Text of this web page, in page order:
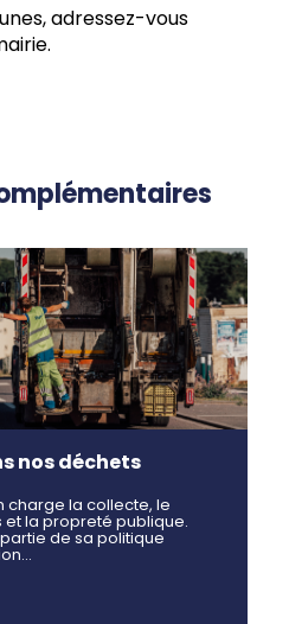
adressez-vous
nos déchets
charge la collecte, le
la propreté publique.
de sa politique